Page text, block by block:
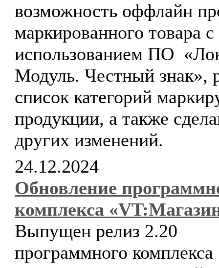
возможность оффлайн
маркированного товара с
использованием ПО
Модуль. Честный знак»,
список категорий
продукции, а также
других изменений.
24.12.2024
Обновление
комплекса
Выпущен релиз 2.20
программного комплекса